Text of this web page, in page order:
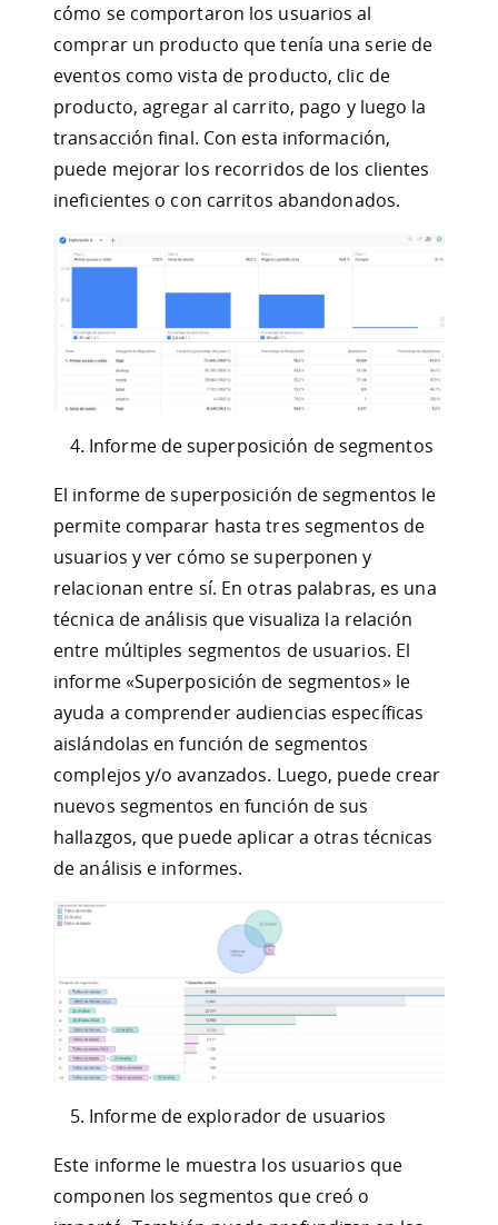
cómo se comportaron los usuarios al
comprar un producto que tenía una serie de
eventos como vista de producto, clic de
producto, agregar al carrito, pago y luego la
transacción final. Con esta información,
puede mejorar los recorridos de los clientes
ineficientes o con carritos abandonados.
Informe de superposición de segmentos
El informe de superposición de segmentos le
permite comparar hasta tres segmentos de
usuarios y ver cómo se superponen y
relacionan entre sí. En otras palabras, es una
técnica de análisis que visualiza la relación
entre múltiples segmentos de usuarios. El
informe «Superposición de segmentos» le
ayuda a comprender audiencias específicas
aislándolas en función de segmentos
complejos y/o avanzados. Luego, puede crear
nuevos segmentos en función de sus
hallazgos, que puede aplicar a otras técnicas
de análisis e informes.
Informe de explorador de usuarios
Este informe le muestra los usuarios que
componen los segmentos que creó o